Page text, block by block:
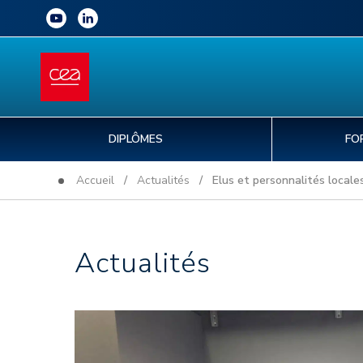
DIPLÔMES
Accueil / Actualités / Elus et personnalités
Actualités